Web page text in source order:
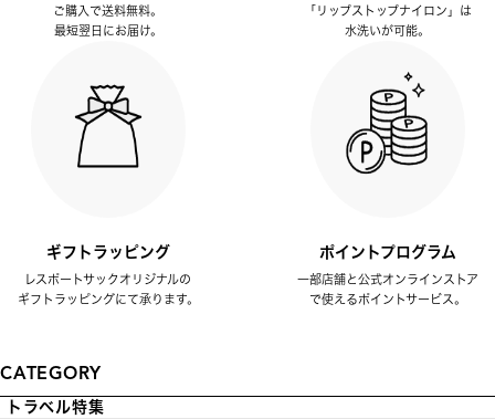
ご購入で送料無料。
最短翌日にお届け。
「リップストップナイロン」は
水洗いが可能。
ギフトラッピング
レスポートサックオリジナルの
ギフトラッピングにて承ります。
ポイントプログラム
一部店舗と公式オンラインストア
で使えるポイントサービス。
CATEGORY
トラベル特集